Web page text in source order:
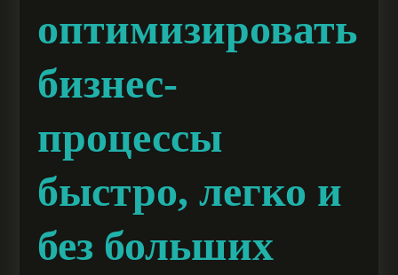
оптимизировать
бизнес-
процессы
быстро, легко и
без больших